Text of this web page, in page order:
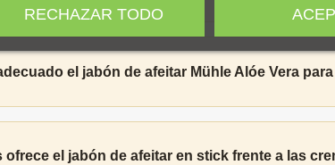
el jabón de afeitar Mühle Alóe Vera
ofrece el jabón de afeitar en stick frente a las
RECHAZAR TODO